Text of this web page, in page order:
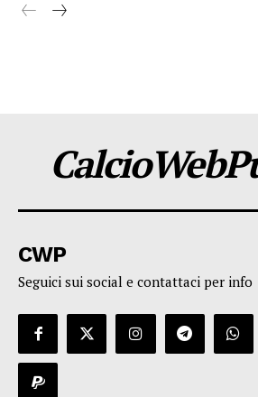
CWP
Seguici sui social e contattaci per info